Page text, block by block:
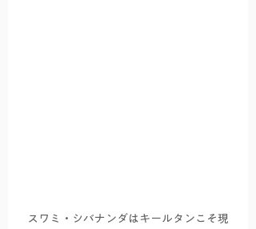
スワミ・シバナンダはキールタンこそ現